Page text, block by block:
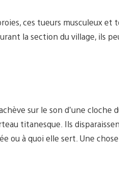
ces tueurs musculeux et
la section du village, ils
sur le son d’une cloche
titanesque. Ils
ou à quoi elle sert. Une